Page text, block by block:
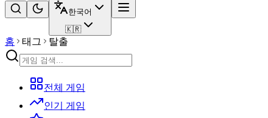
한국어
🇰🇷
홈 태그 탈출
전체 게임
인기 게임